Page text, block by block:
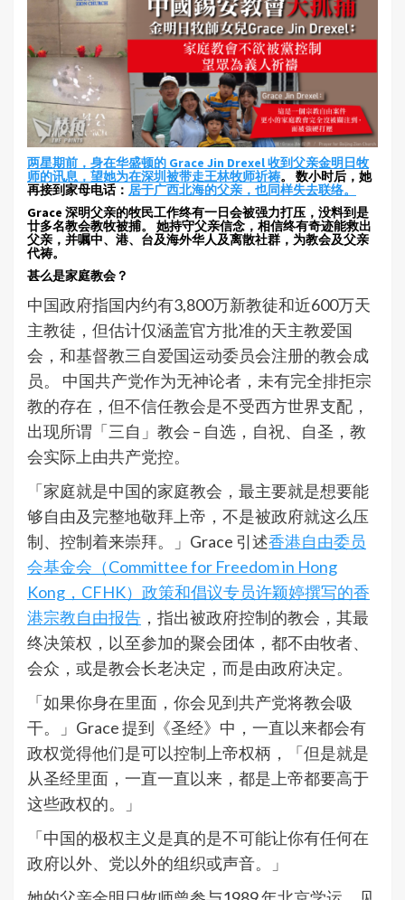
两星期前，身在华盛顿的 Grace Jin Drexel 收到父亲金明日牧
师的讯息，望她为在深圳被带走王林牧师祈祷。 数小时后，她
再接到家母电话： 居于广西北海的父亲，也同样失去联络。
Grace 深明父亲的牧民工作终有一日会被强力打压，没料到是
廿多名教会教牧被捕。 她持守父亲信念，相信终有奇迹能救出
父亲，并嘱中、港、台及海外华人及离散社群，为教会及父亲
代祷。
甚么是家庭教会？
中国政府指国内约有3,800万新教徒和近600万天
主教徒，但估计仅涵盖官方批准的天主教爱国
会，和基督教三自爱国运动委员会注册的教会成
员。 中国共产党作为无神论者，未有完全排拒宗
教的存在，但不信任教会是不受西方世界支配，
出现所谓「三自」教会 – 自选，自祝、自圣，教
会实际上由共产党控。
「家庭就是中国的家庭教会，最主要就是想要能
够自由及完整地敬拜上帝，不是被政府就这么压
制、控制着来崇拜。」Grace 引述香港自由委员
会基金会（Committee for Freedom in Hong
Kong，CFHK）政策和倡议专员许颖婷撰写的香
港宗教自由报告 ，指出被政府控制的教会，其最
终决策权，以至参加的聚会团体，都不由牧者、
会众，或是教会长老决定，而是由政府决定。
「如果你身在里面，你会见到共产党将教会吸
干。」Grace 提到《圣经》中，一直以来都会有
政权觉得他们是可以控制上帝权柄，「但是就是
从圣经里面，一直一直以来，都是上帝都要高于
这些政权的。」
「中国的极权主义是真的是不可能让你有任何在
政府以外、党以外的组织或声音。」